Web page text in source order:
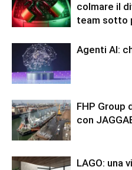
colmare il
team sotto
Agenti AI:
FHP Group
con
LAGO: una